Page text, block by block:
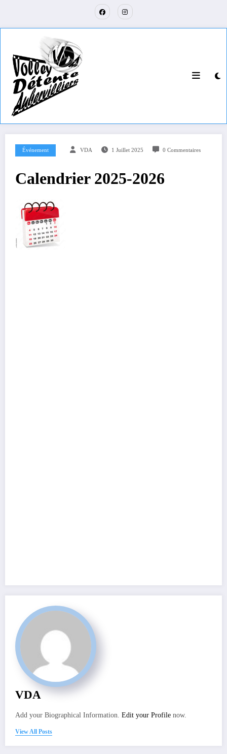
Événement VDA 1 Juillet 2025 0 Commentaires
Calendrier 2025-2026
VDA
Add your Biographical Information. Edit your Profile now.
View All Posts